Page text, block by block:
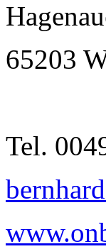
65203
Tel.